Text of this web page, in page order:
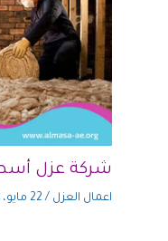
شركة عزل
اعمال العزل / 22 مايو، 2026